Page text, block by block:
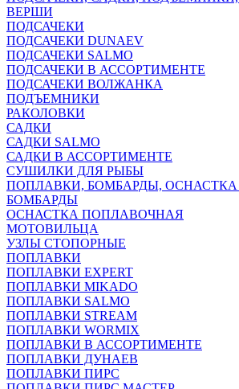
ВЕРШИ
ПОДСАЧЕКИ
ПОДСАЧЕКИ DUNAEV
ПОДСАЧЕКИ SALMO
ПОДСАЧЕКИ В АССОРТИМЕНТЕ
ПОДСАЧЕКИ ВОЛЖАНКА
ПОДЪЕМНИКИ
РАКОЛОВКИ
САДКИ
САДКИ SALMO
САДКИ В АССОРТИМЕНТЕ
СУШИЛКИ ДЛЯ РЫБЫ
ПОПЛАВКИ, БОМБАРДЫ,
БОМБАРДЫ
ОСНАСТКА ПОПЛАВОЧНАЯ
МОТОВИЛЬЦА
УЗЛЫ СТОПОРНЫЕ
ПОПЛАВКИ
ПОПЛАВКИ EXPERT
ПОПЛАВКИ MIKADO
ПОПЛАВКИ SALMO
ПОПЛАВКИ STREAM
ПОПЛАВКИ WORMIX
ПОПЛАВКИ В АССОРТИМЕНТЕ
ПОПЛАВКИ ДУНАЕВ
ПОПЛАВКИ ПИРС